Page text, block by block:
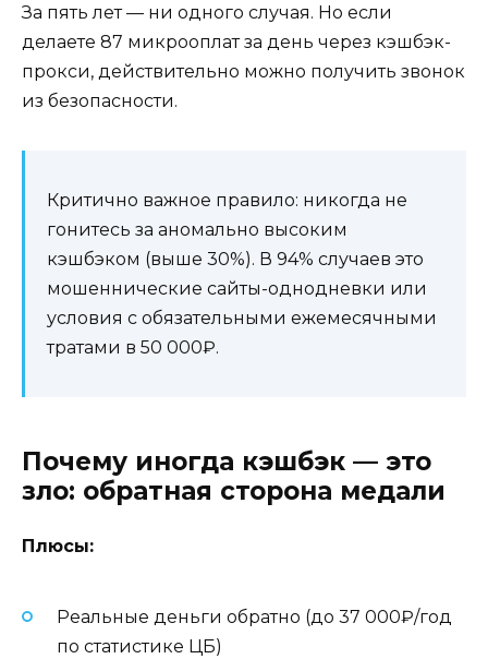
За пять лет — ни одного случая. Но если
делаете 87 микрооплат за день через кэшбэк-
прокси, действительно можно получить звонок
из безопасности.
Критично важное правило: никогда не
гонитесь за аномально высоким
кэшбэком (выше 30%). В 94% случаев это
мошеннические сайты-однодневки или
условия с обязательными ежемесячными
тратами в 50 000₽.
Почему иногда кэшбэк — это
зло: обратная сторона медали
Плюсы:
Реальные деньги обратно (до 37 000₽/год
по статистике ЦБ)